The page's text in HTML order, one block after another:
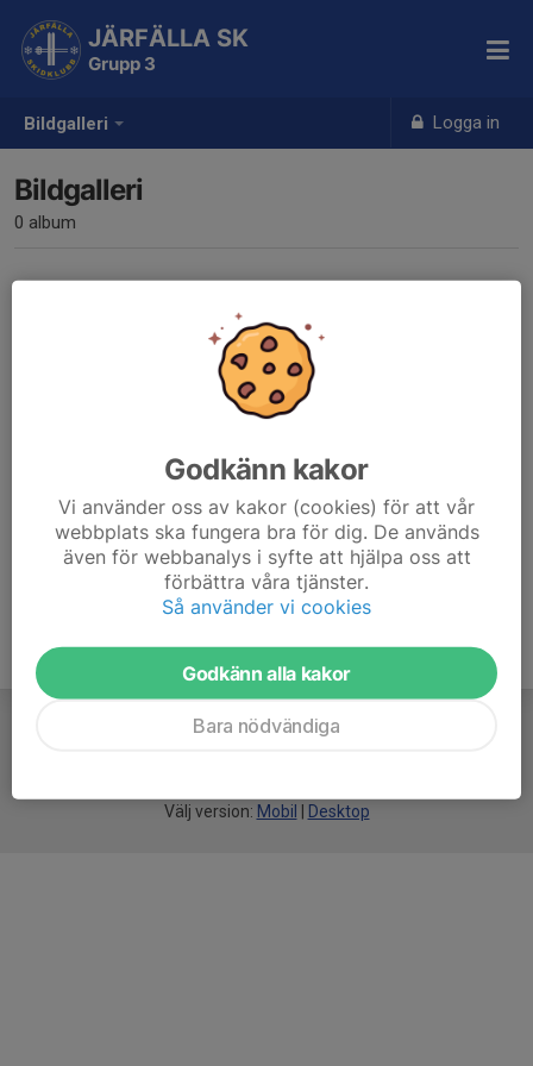
Bildgalleri Logga in
JÄRFÄLLA SK
Grupp 3
Bildgalleri
0 album
Inga album skapade
Välj version: Mobil Desktop
Godkänn kakor
Vi använder oss av kakor (cookies) för att vår
webbplats ska fungera bra för dig. De används
även för webbanalys i syfte att hjälpa oss att
förbättra våra tjänster.
Så använder vi cookies
Godkänn alla kakor
Bara nödvändiga